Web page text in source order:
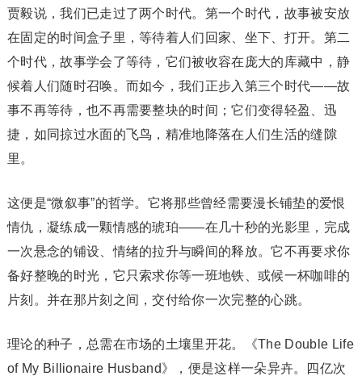
贾毅说，我们已走过了两个时代。第一个时代，故事被安放
在固定的时间盒子里，等待着人们回家、坐下、打开。第二
个时代，故事学会了等待，它们被收容在庞大的库藏中，静
候着人们随时召唤。而如今，我们正步入第三个时代——故
事不再等待，也不再需要整块的时间；它们变得轻盈、迅
捷，如同掠过水面的飞鸟，精准地降落在人们生活的缝隙
里。
这便是“微叙事”的哲学。它将那些曾经需要漫长铺垫的爱恨
情仇，凝练成一颗情感的琥珀——在几十秒的光影里，完成
一次悬念的铺设、情绪的拉升与瞬间的释放。它不再要求你
备好整晚的时光，它只索求你等一班地铁、或候一杯咖啡的
片刻。并在那片刻之间，交付给你一次完整的心跳。
理论的种子，总需在市场的土壤里开花。《The Double Life
of My Billionaire Husband》，便是这样一朵异卉。四亿次